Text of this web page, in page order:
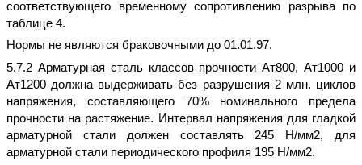
соответствующего временному сопротивлению разрыва по
таблице 4.
Нормы не являются браковочными до 01.01.97.
5.7.2 Арматурная сталь классов прочности Ат800, Ат1000 и
Ат1200 должна выдерживать без разрушения 2 млн. циклов
напряжения, составляющего 70% номинального предела
прочности на растяжение. Интервал напряжения для гладкой
арматурной стали должен составлять 245 Н/мм2, для
арматурной стали периодического профиля 195 Н/мм2.